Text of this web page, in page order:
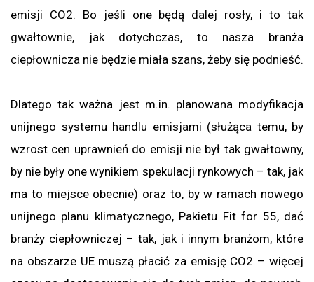
emisji CO2. Bo jeśli one będą dalej rosły, i to tak
gwałtownie, jak dotychczas, to nasza branża
ciepłownicza nie będzie miała szans, żeby się podnieść.
Dlatego tak ważna jest m.in. planowana modyfikacja
unijnego systemu handlu emisjami (służąca temu, by
wzrost cen uprawnień do emisji nie był tak gwałtowny,
by nie były one wynikiem spekulacji rynkowych – tak, jak
ma to miejsce obecnie) oraz to, by w ramach nowego
unijnego planu klimatycznego, Pakietu Fit for 55, dać
branży ciepłowniczej – tak, jak i innym branżom, które
na obszarze UE muszą płacić za emisję CO2 – więcej